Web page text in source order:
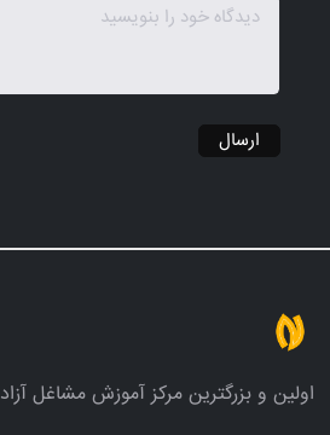
ارسال
اولین و بزرگترین مرکز آموزش مشاغل آزاد